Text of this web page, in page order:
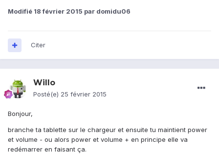
Modifié 18 février 2015 par domidu06
Citer
Willo
Posté(e) 25 février 2015
Bonjour,
branche ta tablette sur le chargeur et ensuite tu maintient power
et volume - ou alors power et volume + en principe elle va
redémarrer en faisant ça.